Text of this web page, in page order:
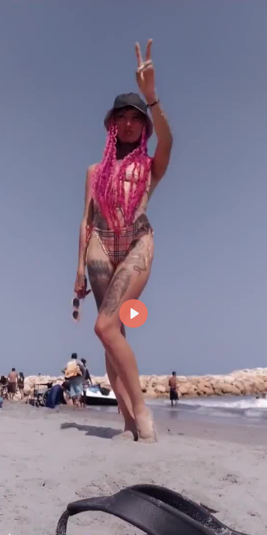
Reproducir